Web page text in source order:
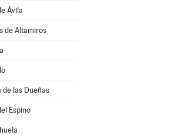
Ávila
de Altamiros
de las Dueñas
Espino